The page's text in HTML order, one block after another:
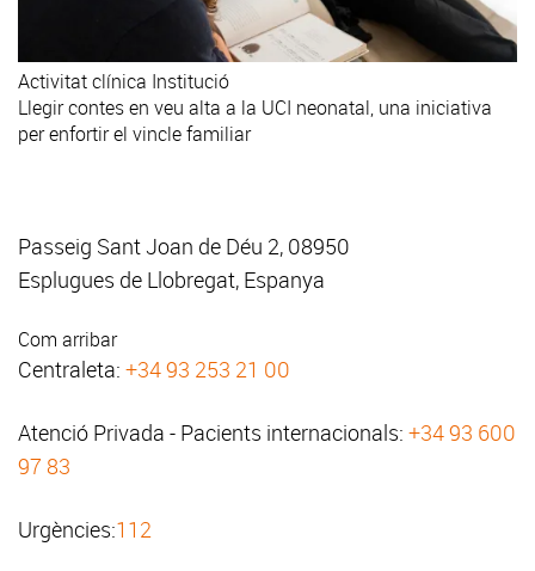
Activitat clínica Institució
Llegir contes en veu alta a la UCI neonatal, una iniciativa
per enfortir el vincle familiar
Passeig Sant Joan de Déu 2, 08950
Esplugues de Llobregat, Espanya
Com arribar
Centraleta: +34 93 253 21 00
Atenció Privada - Pacients internacionals: +34 93 600
97 83
Urgències:112